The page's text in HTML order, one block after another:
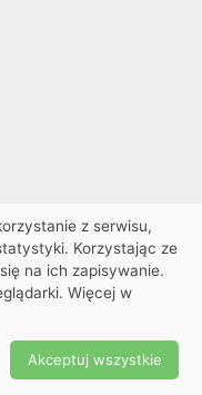
2026 |
Ustawienia
2026
z serwisu,
Korzystając ze
na ich zapisywanie.
Więcej w
Akceptuj wszystkie